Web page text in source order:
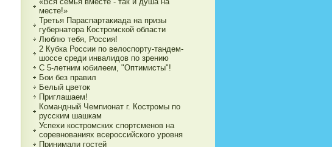
месте!»
Третья Параспартакиада на призы
губернатора Костромской области
Люблю тебя, Россия!
2 Кубка России по велоспорту-тандем-
шоссе среди инвалидов по зрению
С 5-летним юбилеем, "Оптимисты"!
Бои без правил
Белый цветок
Приглашаем!
Командный Чемпионат г. Костромы по
русским шашкам
Успехи костромских спортсменов на
соревнованиях всероссийского уровня
Принимали гостей